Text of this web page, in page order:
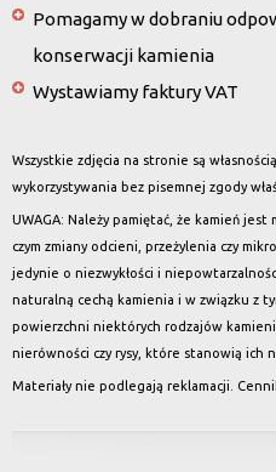
Pomagamy w dobraniu
konserwacji kamienia
Wystawiamy faktury VAT
Wszystkie zdjęcia na stronie są
wykorzystywania bez pisemnej zgody
UWAGA: Należy pamiętać, że kamień
czym zmiany odcieni, przeżylenia czy
jedynie o niezwykłości i
naturalną cechą kamienia i w związku z
powierzchni niektórych rodzajów
nierówności czy rysy, które stanowią ich
Materiały nie podlegają reklamacji.